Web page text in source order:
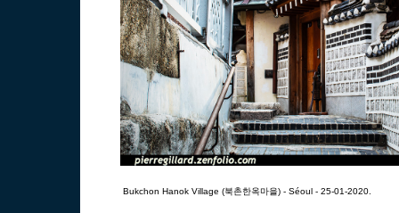
Bukchon Hanok Village (북촌한옥마을) - Séoul - 25-01-2020.